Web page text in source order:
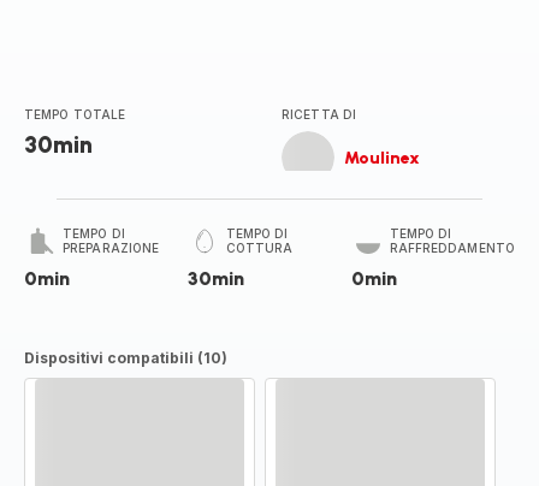
TEMPO TOTALE
30min
RICETTA DI
Moulinex
TEMPO DI
PREPARAZIONE
0min
TEMPO DI
COTTURA
30min
TEMPO DI
RAFFREDDAMENTO
0min
Dispositivi compatibili (10)